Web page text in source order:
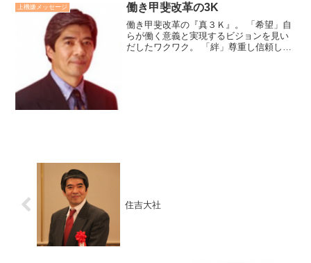
上機嫌メッセージ 働き甲斐改革の3K
働き甲斐改革の『真３Ｋ』。 「希望」自
らが働く意義と実現するビジョンを見い
だしたワクワク。 「絆」尊重し信頼し合
住吉大社